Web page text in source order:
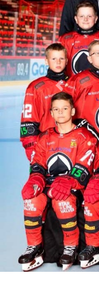
Previous